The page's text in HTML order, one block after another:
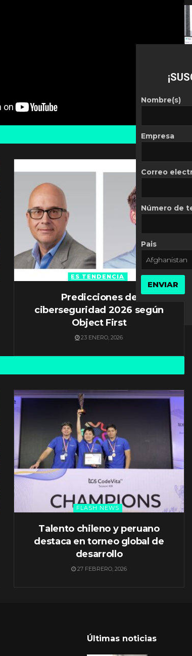
ES TENDENCIA
Predicciones de
ciberseguridad 2026 según
Object First
23 ENERO, 2026
FLASH NEWS
Talento chileno y peruano
destaca en torneo global de
desarrollo
27 FEBRERO, 2026
Últimas noticias
Nombre(s)
Empresa
Correo
Número de
Pais
ENVIAR